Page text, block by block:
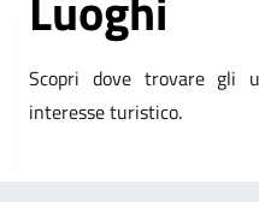
Scopri dove trovare gli
interesse turistico.